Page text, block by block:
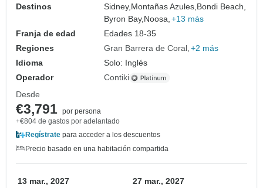
Destinos
Sidney,Montañas Azules,Bondi Beach,
Byron Bay,Noosa, +13 más
Franja de edad
Edades 18-35
Regiones
Gran Barrera de Coral +2 más
Idioma
Solo: Inglés
Operador
Contiki
Desde
€3,791 por persona
+€804 de gastos por adelantado
Regístrate para acceder a los descuentos
Precio basado en una habitación compartida
13 mar., 2027 27 mar., 2027